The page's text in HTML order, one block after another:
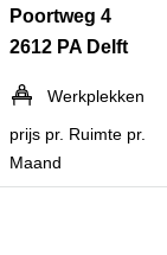
Poortweg 4
2612 PA Delft
Werkplekken
prijs pr. Ruimte pr.
Maand